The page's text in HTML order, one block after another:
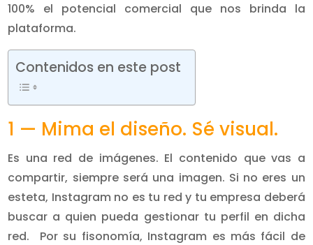
100% el potencial comercial que nos brinda la
plataforma.
Contenidos en este post
1 — Mima el diseño. Sé visual.
Es una red de imágenes. El contenido que vas a
compartir, siempre será una imagen. Si no eres un
esteta, Instagram no es tu red y tu empresa deberá
buscar a quien pueda gestionar tu perfil en dicha
red. Por su fisonomía, Instagram es más fácil de